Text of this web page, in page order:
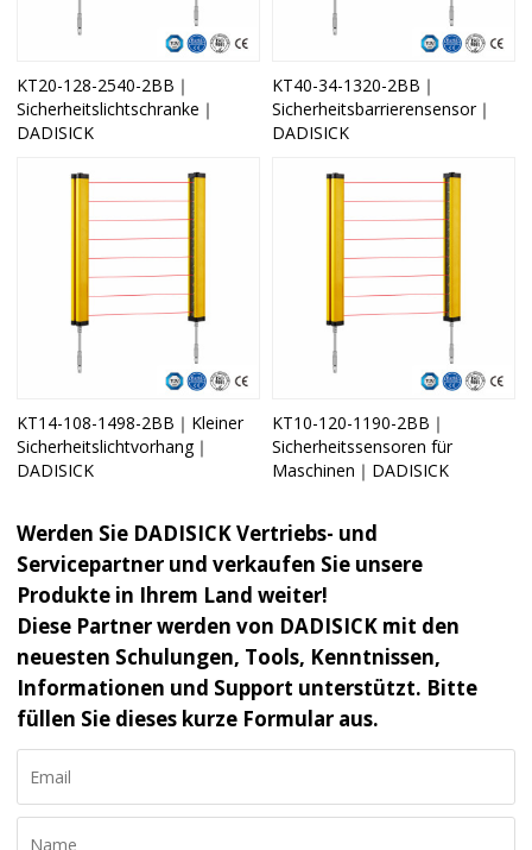
KT20-128-2540-2BB｜
Sicherheitslichtschranke｜
DADISICK
KT40-34-1320-2BB｜
Sicherheitsbarrierensensor｜
DADISICK
KT14-108-1498-2BB｜Kleiner
Sicherheitslichtvorhang｜
DADISICK
KT10-120-1190-2BB｜
Sicherheitssensoren für
Maschinen｜DADISICK
Werden Sie DADISICK Vertriebs- und
Servicepartner und verkaufen Sie unsere
Produkte in Ihrem Land weiter!
Diese Partner werden von DADISICK mit den
neuesten Schulungen, Tools, Kenntnissen,
Informationen und Support unterstützt. Bitte
füllen Sie dieses kurze Formular aus.